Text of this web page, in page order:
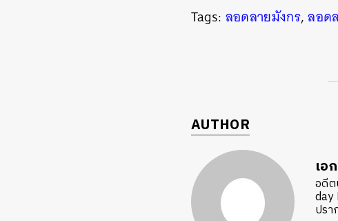
Tags: ลอดลายมังกร,ลอด
AUTHOR
เอ
อดี
day
ปร